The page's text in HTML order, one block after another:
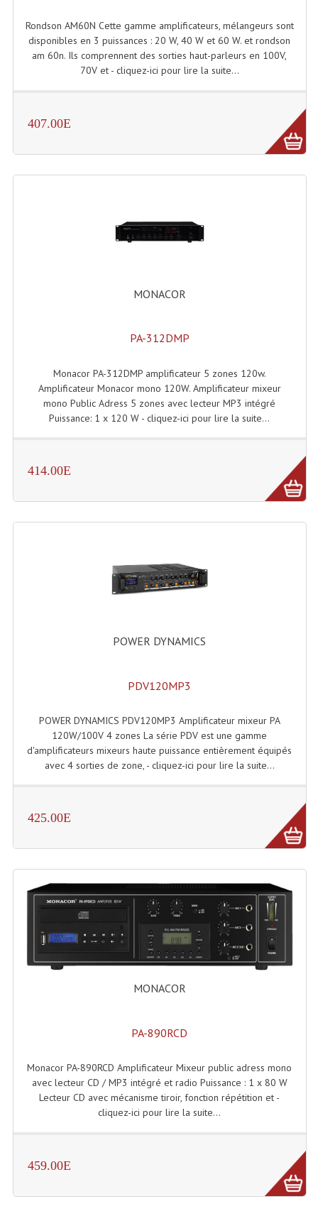
Rondson AM60N Cette gamme amplificateurs, mélangeurs sont
disponibles en 3 puissances : 20 W, 40 W et 60 W. et rondson
am 60n. Ils comprennent des sorties haut-parleurs en 100V,
70V et - cliquez-ici pour lire la suite...
407.00E
MONACOR
PA-312DMP
Monacor PA-312DMP amplificateur 5 zones 120w.
Amplificateur Monacor mono 120W. Amplificateur mixeur
mono Public Adress 5 zones avec lecteur MP3 intégré
Puissance: 1 x 120 W - cliquez-ici pour lire la suite...
414.00E
POWER DYNAMICS
PDV120MP3
POWER DYNAMICS PDV120MP3 Amplificateur mixeur PA
120W/100V 4 zones La série PDV est une gamme
d'amplificateurs mixeurs haute puissance entièrement équipés
avec 4 sorties de zone, - cliquez-ici pour lire la suite...
425.00E
MONACOR
PA-890RCD
Monacor PA-890RCD Amplificateur Mixeur public adress mono
avec lecteur CD / MP3 intégré et radio Puissance : 1 x 80 W
Lecteur CD avec mécanisme tiroir, fonction répétition et -
cliquez-ici pour lire la suite...
459.00E